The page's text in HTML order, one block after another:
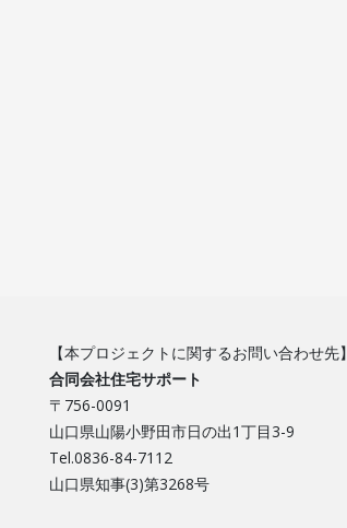
【本プロジェクトに関するお問い合わせ先】
合同会社住宅サポート
〒756-0091
山口県山陽小野田市日の出1丁目3-9
Tel.0836-84-7112
山口県知事(3)第3268号